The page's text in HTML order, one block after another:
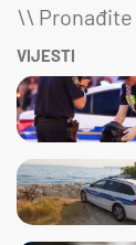
\\ Pronađite
VIJESTI